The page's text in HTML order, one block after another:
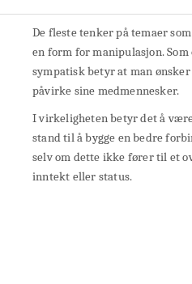
De fleste tenker på temaer
en form for manipulasjon.
sympatisk betyr at man
påvirke sine medmennesker.
I virkeligheten betyr det å
stand til å bygge en bedre
selv om dette ikke fører til et
inntekt eller status.